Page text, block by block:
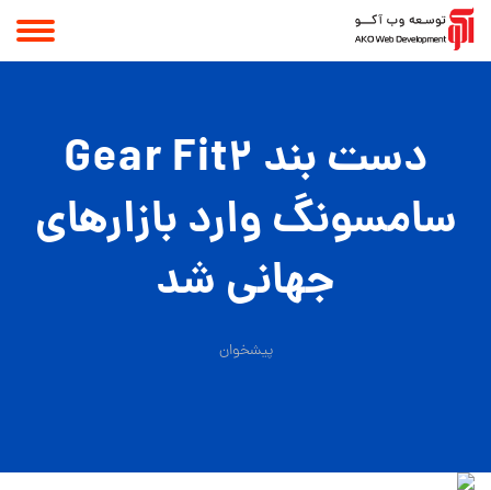
دست‌ بند Gear Fit2
سامسونگ وارد بازارهای
جهانی شد
پیشخوان